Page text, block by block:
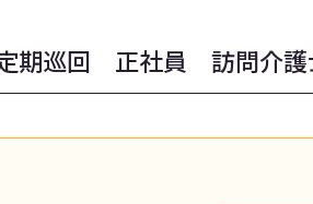
定期巡回 正社員 訪問介